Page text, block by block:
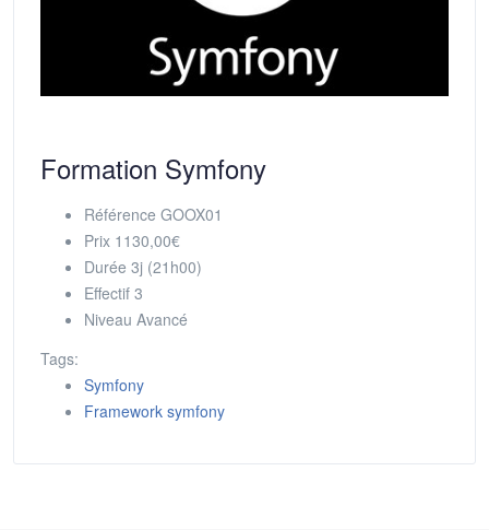
Formation Symfony
Référence GOOX01
Prix 1130,00€
Durée 3j (21h00)
Effectif 3
Niveau Avancé
Tags:
Symfony
Framework symfony